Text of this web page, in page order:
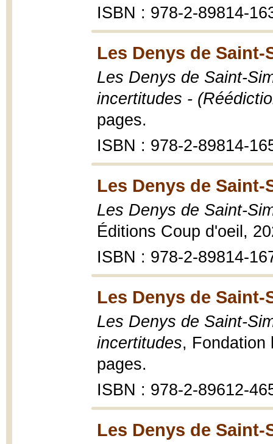
ISBN : 978-2-89814-
Les Denys de Saint-
Les Denys de Saint-
incertitudes -
pages.
ISBN : 978-2-89814-
Les Denys de Saint-
Les Denys de Saint-
Éditions Coup d'oeil,
ISBN : 978-2-89814-
Les Denys de Saint-
Les Denys de Saint-
incertitudes, Fondation
pages.
ISBN : 978-2-89612-
Les Denys de Saint-